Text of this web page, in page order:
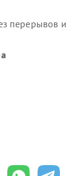
перерывов